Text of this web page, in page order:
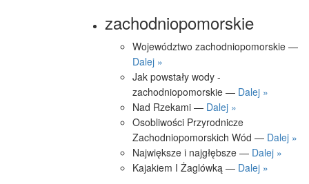
zachodniopomorskie
Województwo zachodniopomorskie —
Dalej »
Jak powstały wody -
zachodniopomorskie — Dalej »
Nad Rzekami — Dalej »
Osobliwości Przyrodnicze
Zachodniopomorskich Wód — Dalej »
Największe i najgłębsze — Dalej »
Kajakiem I Żaglówką — Dalej »